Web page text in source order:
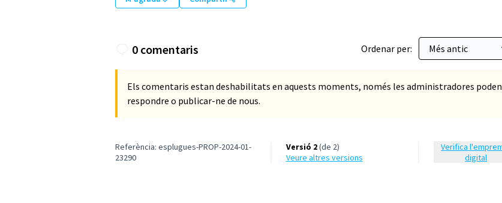
0 comentaris Ordenar per:
Els comentaris estan deshabilitats en aquests moments, només les administradores poden
respondre o publicar-ne de nous.
Referència: esplugues-PROP-2024-01-
23290
Versió 2(de 2)
veure altres versions
Verifica l'empremta
digital